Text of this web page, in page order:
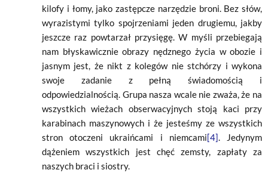
kilofy i łomy, jako zastępcze narzędzie broni. Bez słów,
wyrazistymi tylko spojrzeniami jeden drugiemu, jakby
jeszcze raz powtarzał przysięgę. W myśli przebiegają
nam błyskawicznie obrazy nędznego życia w obozie i
jasnym jest, że nikt z kolegów nie stchórzy i wykona
swoje zadanie z pełną świadomością i
odpowiedzialnością. Grupa nasza wcale nie zważa, że na
wszystkich wieżach obserwacyjnych stoją kaci przy
karabinach maszynowych i że jesteśmy ze wszystkich
stron otoczeni ukraińcami i niemcami[4] . Jedynym
dążeniem wszystkich jest chęć zemsty, zapłaty za
naszych braci i siostry.